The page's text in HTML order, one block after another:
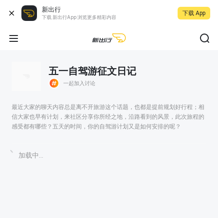
新出行
下载 新出行App 浏览更多精彩内容
下载 App
五一自驾游征文日记
一起加入讨论
最近大家的聊天内容总是离不开旅游这个话题，也都是提前规划好行程；相
信大家也早有计划，来社区分享你所经之地，沿路看到的风景，此次旅程的
感受都有哪些？五天的时间，你的自驾游计划又是如何安排的呢？
加载中...